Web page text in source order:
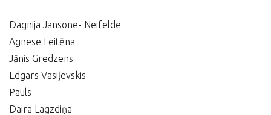
Dagnija Jansone- Neifelde
Agnese Leitēna
Jānis Gredzens
Edgars Vasiļevskis
Pauls
Daira Lagzdiņa